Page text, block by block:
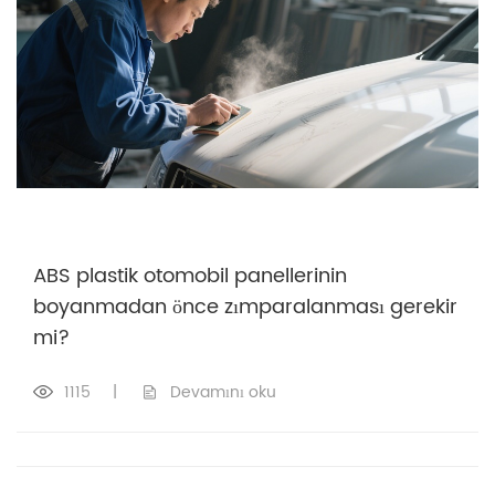
ABS plastik otomobil panellerinin
boyanmadan önce zımparalanması gerekir
mi?
1115 | Devamını oku